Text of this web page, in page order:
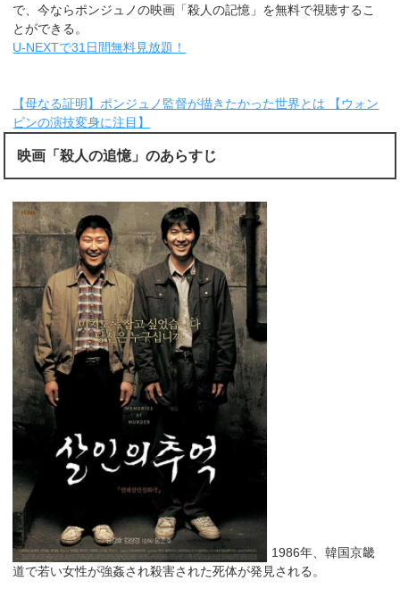
で、今ならポンジュノの映画「殺人の記憶」を無料で視聴するこ
とができる。
U-NEXTで31日間無料見放題！
【母なる証明】ポンジュノ監督が描きたかった世界とは 【ウォン
ビンの演技変身に注目】
映画「殺人の追憶」のあらすじ
1986年、韓国京畿
道で若い女性が強姦され殺害された死体が発見される。